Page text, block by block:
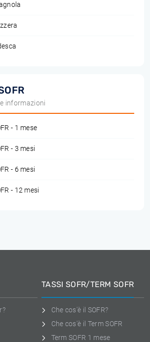
informazioni
- 1 mese
- 3 mesi
- 6 mesi
- 12 mesi
TASSI SOFR/TERM SOFR
Che cos'è il SOFR?
Che cos'è il Term SOFR
Term SOFR 1 mese